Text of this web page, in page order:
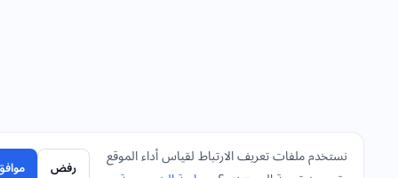
نستخدم ملفات تعريف الارتباط لقياس أداء الموقع
رفض موافق